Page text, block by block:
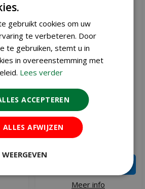
Gerbera Jamesonii zaden
Choice mix
Meer info
gebruikt cookies om uw
te verbeteren. Door
te gebruiken, stemt u in
in overeenstemming met
Lees verder
ACCEPTEREN
ALLES AFWIJZEN